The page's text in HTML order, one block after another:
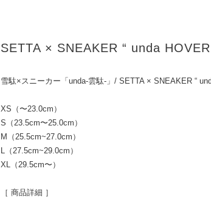
SETTA × SNEAKER “ unda
雪駄×スニーカー「unda-雲駄-」/ SETTA × SNEAKER “
XS（〜23.0cm）
S（23.5cm〜25.0cm）
M（25.5cm~27.0cm）
L（27.5cm~29.0cm）
XL（29.5cm〜）
［ 商品詳細 ］